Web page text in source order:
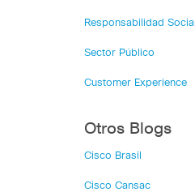
Responsabilidad Social
Sector Público
Customer Experience
Otros Blogs
Cisco Brasil
Cisco Cansac